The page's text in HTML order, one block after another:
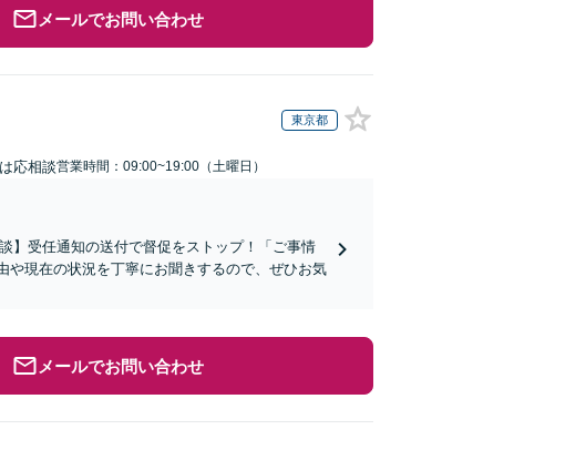
メールでお問い合わせ
東京都
応相談営業時間：09:00~19:00（土曜日）
】受任通知の送付で督促をストップ！「ご事情
や現在の状況を丁寧にお聞きするので、ぜひお気
メールでお問い合わせ